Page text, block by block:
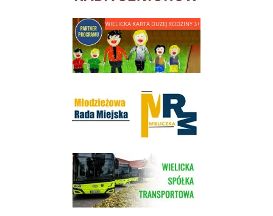
link do strony - Wielicka Karta Dużej Rodziny
link do strony Wielickiej Spółki Transportowej